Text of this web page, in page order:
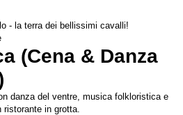
- la terra dei bellissimi cavalli!
(Cena & Danza
danza del ventre, musica folkloristica e
ristorante in grotta.